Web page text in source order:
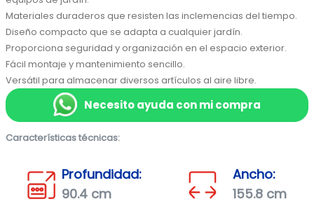
Materiales duraderos que resisten las inclemencias del tiempo.
Diseño compacto que se adapta a cualquier jardín.
Proporciona seguridad y organización en el espacio exterior.
Fácil montaje y mantenimiento sencillo.
Versátil para almacenar diversos artículos al aire libre.
Necesito ayuda con mi compra
Características técnicas:
Profundidad:
90.4 cm
Ancho:
155.8 cm